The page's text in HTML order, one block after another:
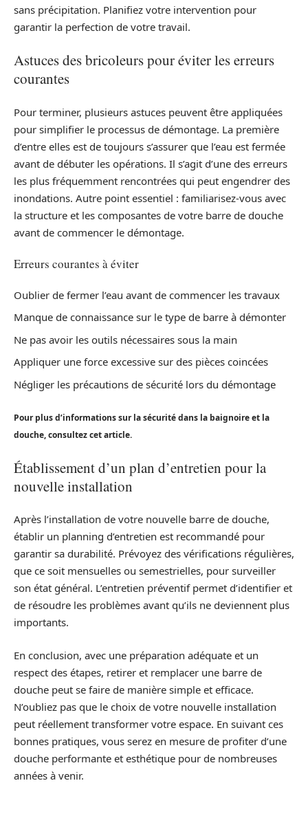
sans précipitation. Planifiez votre intervention pour
garantir la perfection de votre travail.
Astuces des bricoleurs pour éviter les erreurs
courantes
Pour terminer, plusieurs astuces peuvent être appliquées
pour simplifier le processus de démontage. La première
d’entre elles est de toujours s’assurer que l’eau est fermée
avant de débuter les opérations. Il s’agit d’une des erreurs
les plus fréquemment rencontrées qui peut engendrer des
inondations. Autre point essentiel : familiarisez-vous avec
la structure et les composantes de votre barre de douche
avant de commencer le démontage.
Erreurs courantes à éviter
Oublier de fermer l’eau avant de commencer les travaux
Manque de connaissance sur le type de barre à démonter
Ne pas avoir les outils nécessaires sous la main
Appliquer une force excessive sur des pièces coincées
Négliger les précautions de sécurité lors du démontage
Pour plus d’informations sur la sécurité dans la baignoire et la
douche, consultez cet article.
Établissement d’un plan d’entretien pour la
nouvelle installation
Après l’installation de votre nouvelle barre de douche,
établir un planning d’entretien est recommandé pour
garantir sa durabilité. Prévoyez des vérifications régulières,
que ce soit mensuelles ou semestrielles, pour surveiller
son état général. L’entretien préventif permet d’identifier et
de résoudre les problèmes avant qu’ils ne deviennent plus
importants.
En conclusion, avec une préparation adéquate et un
respect des étapes, retirer et remplacer une barre de
douche peut se faire de manière simple et efficace.
N’oubliez pas que le choix de votre nouvelle installation
peut réellement transformer votre espace. En suivant ces
bonnes pratiques, vous serez en mesure de profiter d’une
douche performante et esthétique pour de nombreuses
années à venir.